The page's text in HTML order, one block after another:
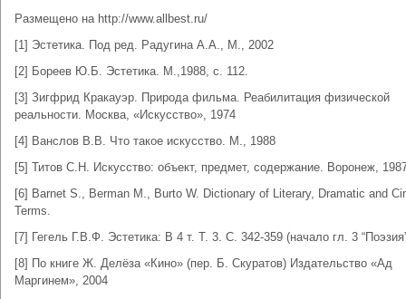
Размещено на http://www.allbest.ru/
[1] Эстетика. Под ред. Радугина А.А., М., 2002
[2] Бореев Ю.Б. Эстетика. М.,1988, с. 112.
[3] Зигфрид Кракауэр. Природа фильма. Реабилитация физической
реальности. Москва, «Искусство», 1974
[4] Ванслов В.В. Что такое искусство. М., 1988
[5] Титов С.Н. Искусство: объект, предмет, содержание. Воронеж,
[6] Barnet S., Berman M., Burto W. Dictionary of Literary, Dramatic and
Terms.
[7] Гегель Г.В.Ф. Эстетика: В 4 т. Т. 3. С. 342-359 (начало гл. 3
[8] По книге Ж. Делёза «Кино» (пер. Б. Скуратов) Издательство «Ад
Маргинем», 2004